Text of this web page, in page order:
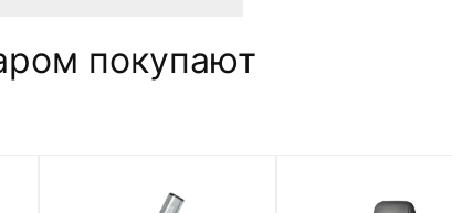
покупают